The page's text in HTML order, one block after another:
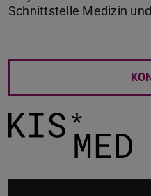
Schnittstelle Medizin